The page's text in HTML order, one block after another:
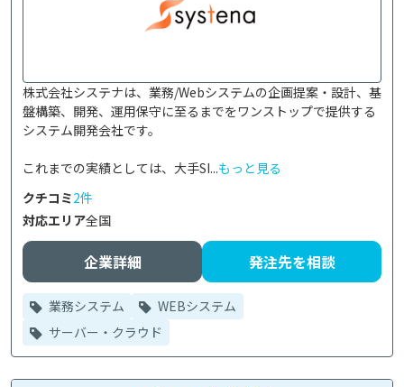
株式会社システナは、業務/Webシステムの企画提案・設計、基
盤構築、開発、運用保守に至るまでをワンストップで提供する
システム開発会社です。
これまでの実績としては、大手SI...もっと見る
クチコミ2件
対応エリア全国
企業詳細 発注先を相談
業務システム
WEBシステム
サーバー・クラウド